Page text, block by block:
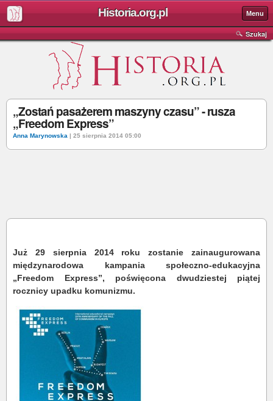
Historia.org.pl Menu
Szukaj
„Zostań pasażerem maszyny czasu” - rusza
„Freedom Express”
Anna Marynowska | 25 sierpnia 2014 05:00
Już 29 sierpnia 2014 roku zostanie zainaugurowana
międzynarodowa kampania społeczno-edukacyjna
„Freedom Express”, poświęcona dwudziestej piątej
rocznicy upadku komunizmu.